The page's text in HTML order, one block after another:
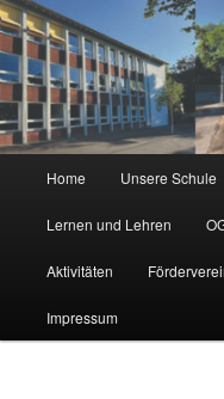
Zum
primären
Inhalt
springenKGS
Städtische Katholische
Home Unsere Schule
Lernen und Lehren
Aktivitäten
Impressum